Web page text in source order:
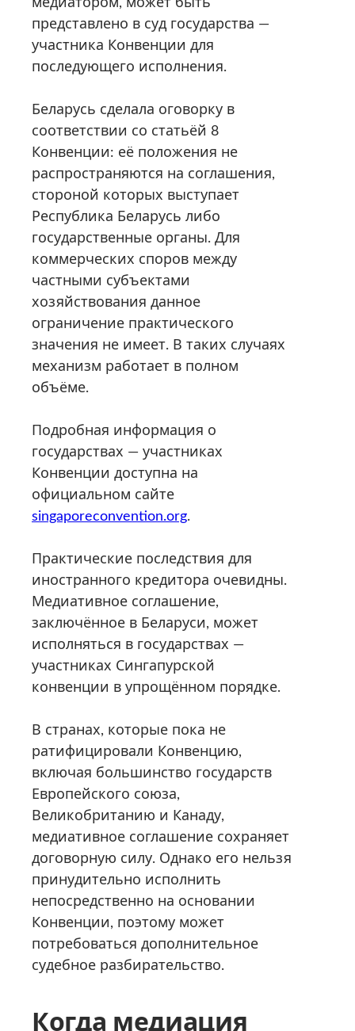
представлено в суд государства —
участника Конвенции для
последующего исполнения.
Беларусь сделала оговорку в
соответствии со статьёй 8
Конвенции: её положения не
распространяются на соглашения,
стороной которых выступает
Республика Беларусь либо
государственные органы. Для
коммерческих споров между
частными субъектами
хозяйствования данное
ограничение практического
значения не имеет. В таких случаях
механизм работает в полном
объёме.
Подробная информация о
государствах — участниках
Конвенции доступна на
официальном сайте
singaporeconvention.org.
Практические последствия для
иностранного кредитора очевидны.
Медиативное соглашение,
заключённое в Беларуси, может
исполняться в государствах —
участниках Сингапурской
конвенции в упрощённом порядке.
В странах, которые пока не
ратифицировали Конвенцию,
включая большинство государств
Европейского союза,
Великобританию и Канаду,
медиативное соглашение сохраняет
договорную силу. Однако его нельзя
принудительно исполнить
непосредственно на основании
Конвенции, поэтому может
потребоваться дополнительное
судебное разбирательство.
Когда медиация